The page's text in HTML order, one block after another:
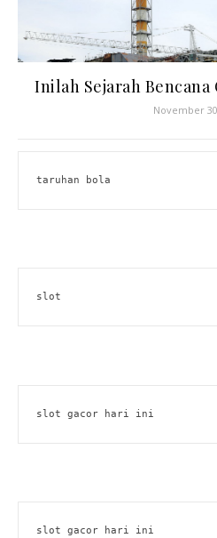
Inilah Sejarah Bencana
November
taruhan bola
slot
slot gacor hari ini
slot gacor hari ini